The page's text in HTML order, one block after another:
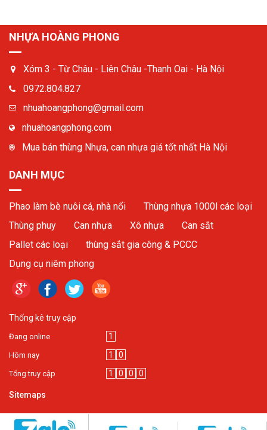
NHỰA HOÀNG PHONG
Xóm 3 - Từ Châu - Liên Châu -Thanh Oai - Hà Nội
0972.804.827
nhuahoangphong@gmail.com
nhuahoangphong.com
Mua bán thùng Nhựa, can nhựa giá tốt nhất Hà Nội
DANH MỤC
Phao làm bè nuôi cá, nhà nổi
Thùng nhựa 1000l các loại
Thùng phuy
Can nhựa Xô nhựa
Can sắt
Pallet các loại
thùng sắt gia công & PCCC
Dụng cụ niêm phong
Thống kê truy cập
Đang online 1
Hôm nay 1 0
Tổng truy cập 1 0 0 0
Sitemaps